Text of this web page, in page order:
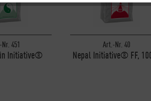
451
Initiative®
Art.-Nr. 40
Nepal Initiative® FF,